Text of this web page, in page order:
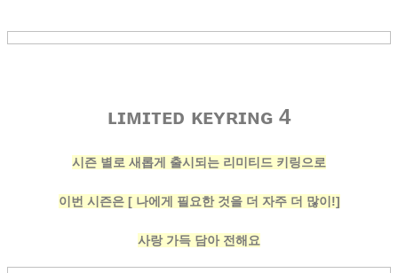
ʟɪᴍɪᴛᴇᴅ ᴋᴇʏʀɪɴɢ 4
시즌 별로 새롭게 출시되는 리미티드 키링으로
이번 시즌은 [ 나에게 필요한 것을 더 자주 더 많이!]
사랑 가득 담아 전해요